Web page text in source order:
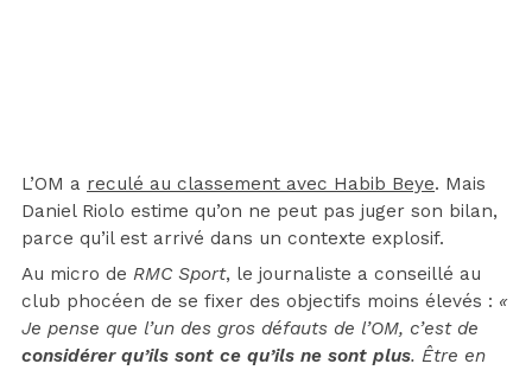
L’OM a reculé au classement avec Habib Beye. Mais
Daniel Riolo estime qu’on ne peut pas juger son bilan,
parce qu’il est arrivé dans un contexte explosif.
Au micro de RMC Sport, le journaliste a conseillé au
club phocéen de se fixer des objectifs moins élevés : «
Je pense que l’un des gros défauts de l’OM, c’est de
considérer qu’ils sont ce qu’ils ne sont plus. Être en